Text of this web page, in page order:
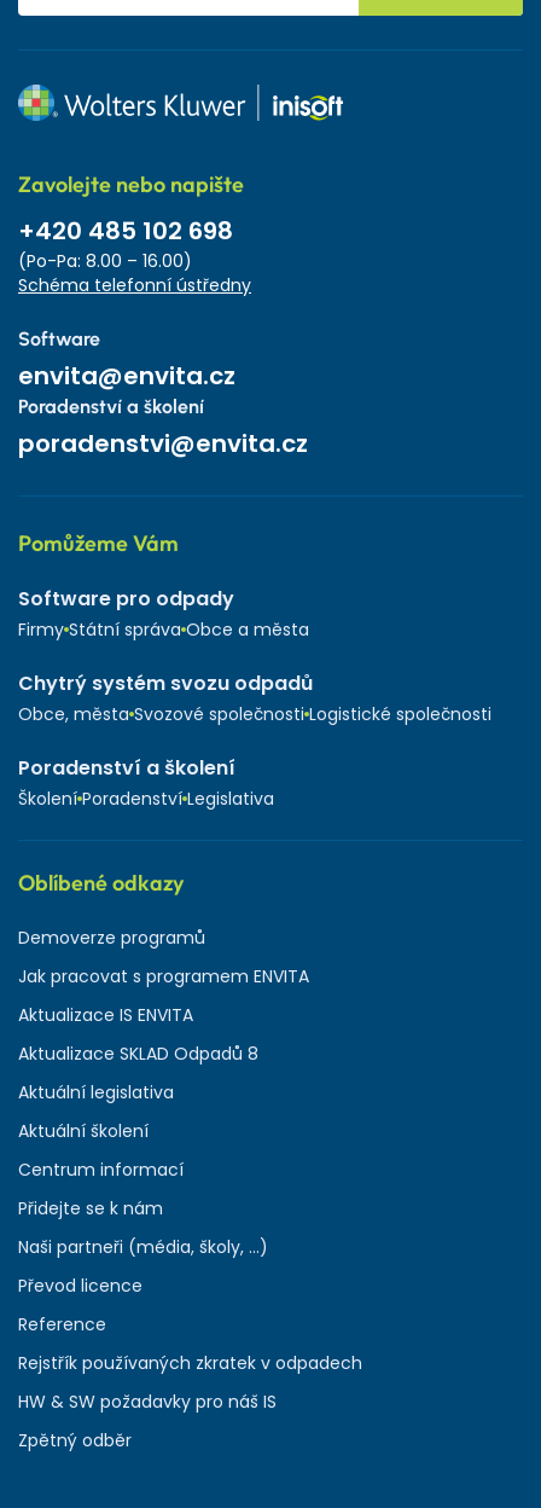
Zavolejte nebo napište
+420 485 102 698
(Po-Pa: 8.00 – 16.00)
Schéma telefonní ústředny
Software
envita@envita.cz
Poradenství a školení
poradenstvi@envita.cz
Pomůžeme Vám
Software pro odpady
Firmy Státní správa Obce a města
Chytrý systém svozu odpadů
Obce, města Svozové společnosti Logistické společnosti
Poradenství a školení
Školení Poradenství Legislativa
Oblíbené odkazy
Demoverze programů
Jak pracovat s programem ENVITA
Aktualizace IS ENVITA
Aktualizace SKLAD Odpadů 8
Aktuální legislativa
Aktuální školení
Centrum informací
Přidejte se k nám
Naši partneři (média, školy, ...)
Převod licence
Reference
Rejstřík používaných zkratek v odpadech
HW & SW požadavky pro náš IS
Zpětný odběr